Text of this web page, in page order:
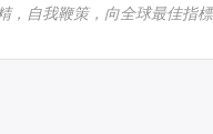
，自我鞭策，向全球最佳指